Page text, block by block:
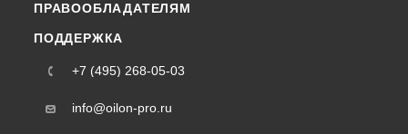
ПРАВООБЛАДАТЕЛЯМ
ПОДДЕРЖКА
+7 (495) 268-05-03
info@oilon-pro.ru